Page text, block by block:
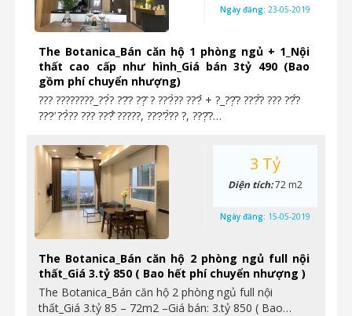
The Botanica_Bán căn hộ 1 phòng ngủ + 1_Nội
thất cao cấp như hình_Giá bán 3tỷ 490 (Bao
gồm phí chuyển nhượng)
??? ????????_??́? ??̆? ??̣̂ ? ???̀?? ???̉ + ?_??̣̂? ???̂́? ??? ??̂́?
???̛ ??̀?? ??? ???̂̉ ?????, ???̛?̛̀?? ?, ???̣̂?…
Ngày đăng: 23-05-2019
The Botanica_Bán căn hộ 2 phòng ngủ full nội
thất_Giá 3.tỷ 850 ( Bao hết phí chuyển nhượng )
The Botanica_Bán căn hộ 2 phòng ngủ full nội
thất_Giá 3.tỷ 85 – 72m2 –Giá bán: 3.tỷ 850 ( Bao…
3 Tỷ
Diện tích:72 m2
Ngày đăng: 15-05-2019